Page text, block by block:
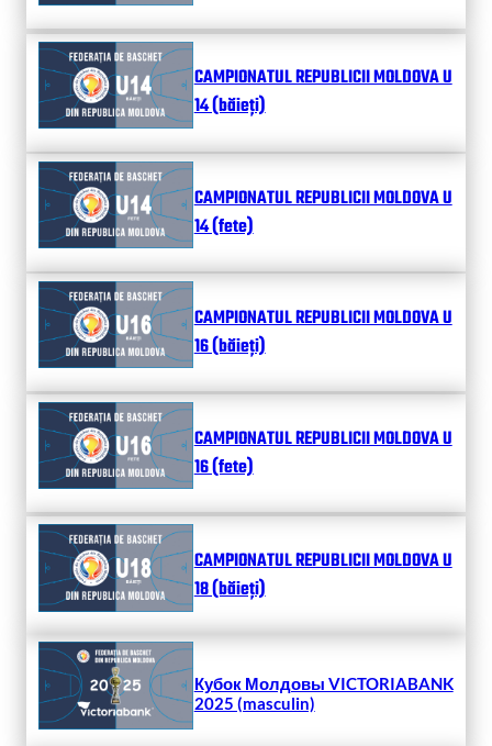
CAMPIONATUL REPUBLICII MOLDOVA U
14 (băieți)
CAMPIONATUL REPUBLICII MOLDOVA U
14 (fete)
CAMPIONATUL REPUBLICII MOLDOVA U
16 (băieți)
CAMPIONATUL REPUBLICII MOLDOVA U
16 (fete)
CAMPIONATUL REPUBLICII MOLDOVA U
18 (băieți)
Кубок Молдовы VICTORIABANK
2025 (masculin)